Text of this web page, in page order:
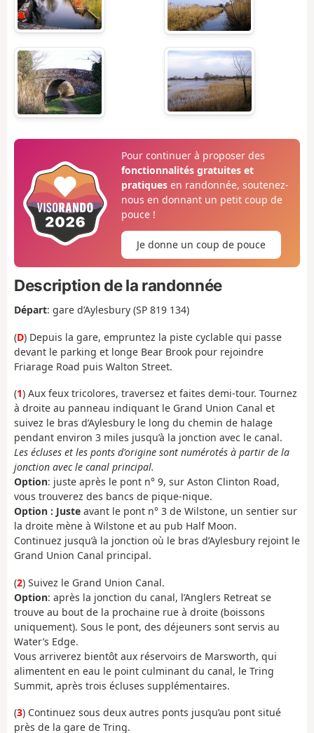
Pour continuer à proposer des
fonctionnalités gratuites et
pratiquesen randonnée, soutenez-
nous en donnant un petit coup de
pouce !
Je donne un coup de pouce
Description de la randonnée
Départ: gare d’Aylesbury (SP 819 134)
(D) Depuis la gare, empruntez la piste cyclable qui passe
devant le parking et longe Bear Brook pour rejoindre
Friarage Road puis Walton Street.
(1) Aux feux tricolores, traversez et faites demi-tour. Tournez
à droite au panneau indiquant le Grand Union Canal et
suivez le bras d’Aylesbury le long du chemin de halage
pendant environ 3 miles jusqu’à la jonction avec le canal.
Les écluses et les ponts d'origine sont numérotés à partir de la
jonction avec le canal principal.
Option: juste après le pont n° 9, sur Aston Clinton Road,
vous trouverez des bancs de pique-nique.
Option : Juste avant le pont n° 3 de Wilstone, un sentier sur
la droite mène à Wilstone et au pub Half Moon.
Continuez jusqu’à la jonction où le bras d’Aylesbury rejoint le
Grand Union Canal principal.
(2) Suivez le Grand Union Canal.
Option: après la jonction du canal, l’Anglers Retreat se
trouve au bout de la prochaine rue à droite (boissons
uniquement). Sous le pont, des déjeuners sont servis au
Water’s Edge.
Vous arriverez bientôt aux réservoirs de Marsworth, qui
alimentent en eau le point culminant du canal, le Tring
Summit, après trois écluses supplémentaires.
(3) Continuez sous deux autres ponts jusqu’au pont situé
près de la gare de Tring.